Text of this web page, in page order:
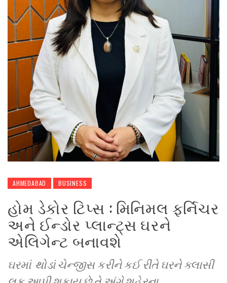
AHMEDABAD BUSINESS
હોમ ડેકોર ટિપ્સ : મિનિમલ ફર્નિચર
અને ઈન્ડોર પ્લાન્ટ્સ ઘરને
એલિગેન્ટ બનાવશે
ઘરમાં થોડાં ચેન્જીસ કરીને કઈ રીતે ઘરને ક્લાસી